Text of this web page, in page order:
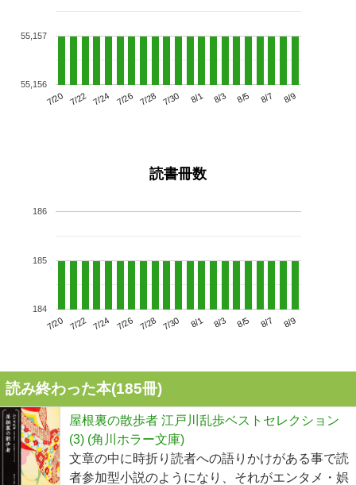
7/20 7/22 7/24 7/26 7/28 7/30 8/1 8/3 8/5 8/7 8/9
55,156
55,157
読書冊数
7/20 7/22 7/24 7/26 7/28 7/30 8/1 8/3 8/5 8/7 8/9
184
185
186
読み終わった本(185冊)
屋根裏の散歩者 江戸川乱歩ベストセレクション
(3) (角川ホラー文庫)
文章の中に時折り読者への語りかけがある事で読
者参加型小説のようになり、それがエンタメ・娯